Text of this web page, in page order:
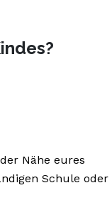
Nähe eures
Schule oder